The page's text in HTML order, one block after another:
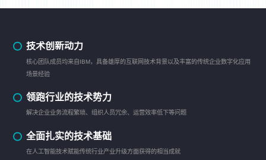
技术创新动力
核心团队成员均来自IBM，具备雄厚的互联网技术背景以及丰富的传统企业数字化应用
场景经验
领跑行业的技术势力
解决企业业务流程繁琐、组织人员冗余、运营效率低下等问题
全面扎实的技术基础
在人工智能技术赋能传统行业产业升级方面获得的相当成就